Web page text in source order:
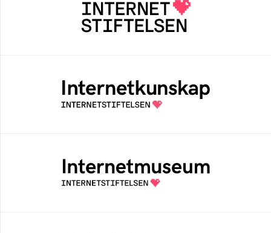
Internetstiftelsen verkar för ett internet som
bidrar positivt till människan och samhället
Samlad kunskap som hjälper dig att bli en
säker och medveten internetanvändare
Ett digitalt museum som byggts, och kureras
av Internetstiftelsen